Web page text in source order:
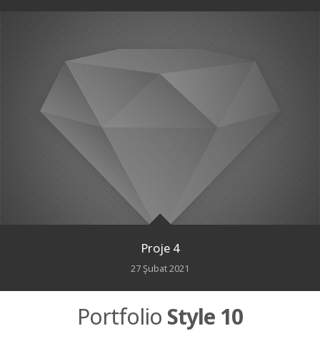
Proje 4
27 Şubat 2021
Portfolio Style 10